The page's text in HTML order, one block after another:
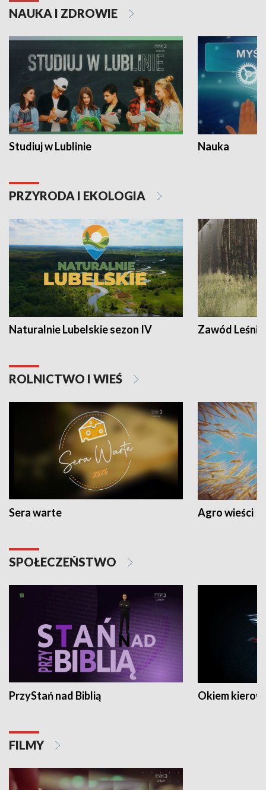
NAUKA I ZDROWIE
Studiuj w Lublinie Nauka
PRZYRODA I EKOLOGIA
Naturalnie Lubelskie sezon IV Zawód Leśnik
ROLNICTWO I WIEŚ
Sera warte Agro wieści
SPOŁECZEŃSTWO
PrzyStań nad Biblią Okiem
FILMY